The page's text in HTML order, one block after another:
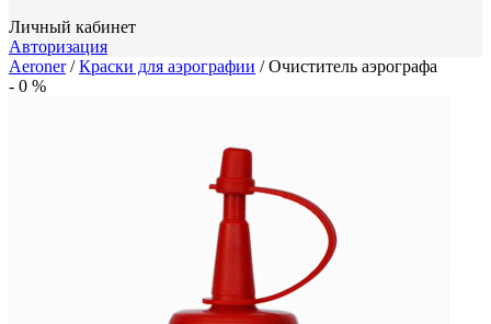
Личный кабинет
Авторизация
Aeroner/Краски для аэрографии /Очиститель аэрографа
- 0 %